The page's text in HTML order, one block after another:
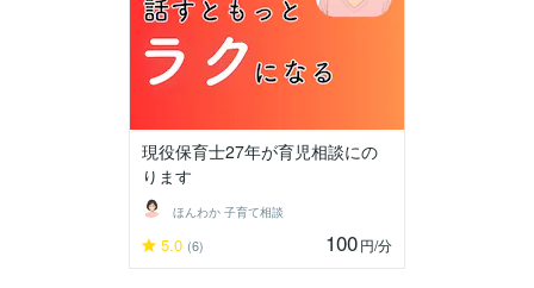
現役保育士27年が育児相談にの
ります
ほんわか 子育て相談
5.0 (6) 100円/分